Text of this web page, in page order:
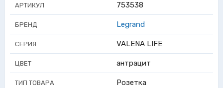
АРТИКУЛ 753538
БРЕНД Legrand
СЕРИЯ VALENA LIFE
ЦВЕТ антрацит
ТИП ТОВАРА Розетка